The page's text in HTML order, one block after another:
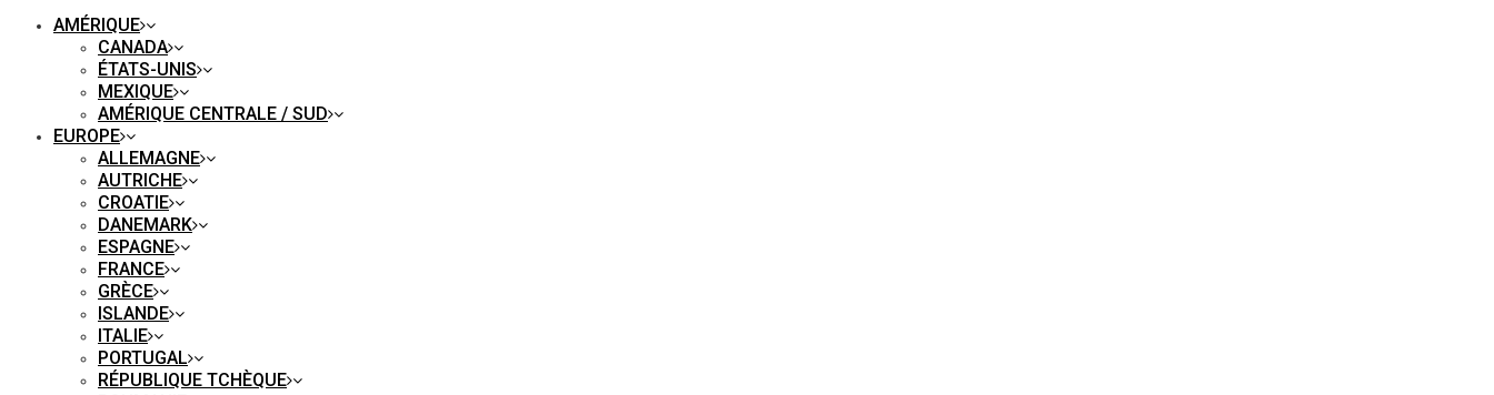
AMÉRIQUE
CANADA
ÉTATS-UNIS
MEXIQUE
AMÉRIQUE CENTRALE / SUD
EUROPE
ALLEMAGNE
AUTRICHE
CROATIE
DANEMARK
ESPAGNE
FRANCE
GRÈCE
ISLANDE
ITALIE
PORTUGAL
RÉPUBLIQUE TCHÈQUE